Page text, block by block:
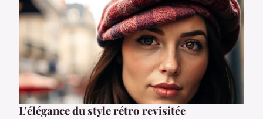
L'élégance du style rétro revisitée